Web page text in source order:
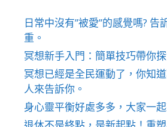
日常中沒有”被愛”的感覺嗎? 告
重。
冥想新手入門：簡單技巧帶你
冥想已經是全民運動了，你知
人來告訴你。
身心靈平衡好處多多，大家一起